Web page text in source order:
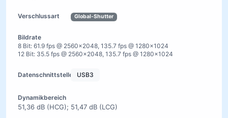
Global-Shutter
8 Bit: 61.9 fps @ 2560×2048, 135.7 fps @ 1280×1024
12 Bit: 35.5 fps @ 2560×2048, 135.7 fps @ 1280×1024
USB3
51,36 dB (HCG); 51,47 dB (LCG)